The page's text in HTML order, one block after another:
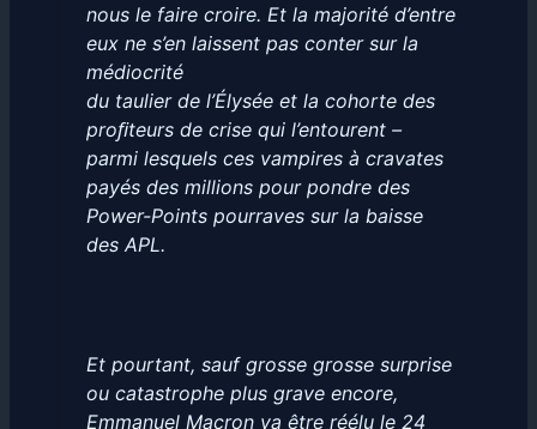
nous le faire croire. Et la majorité d’entre
eux ne s’en laissent pas conter sur la
médiocrité
du taulier de l’Élysée et la cohorte des
proﬁteurs de crise qui l’entourent –
parmi lesquels ces vampires à cravates
payés des millions pour pondre des
Power-Points pourraves sur la baisse
des APL.
Et pourtant, sauf grosse grosse surprise
ou catastrophe plus grave encore,
Emmanuel Macron va être réélu le 24